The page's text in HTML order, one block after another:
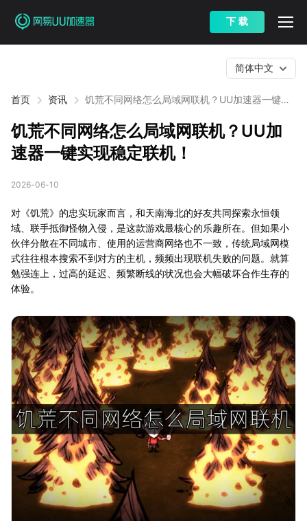
下 载
首页 资讯
饥荒不同网络怎么局域网联机？UU加速器一键实
简体中文
饥荒不同网络怎么局域网联机？UU加
速器一键实现稳定联机！
2026-06-10
对《饥荒》的忠实玩家而言，和天南海北的好友共同探索永恒领
域、联手抵御怪物入侵，是这款游戏最核心的乐趣所在。但如果小
伙伴分散在不同城市、使用的运营商网络也不一致，传统局域网模
式往往根本搜索不到对方的主机，频频出现联机失败的问题。就算
勉强连上，过高的延迟、频繁断线的状况也会大幅破坏合作生存的
体验。